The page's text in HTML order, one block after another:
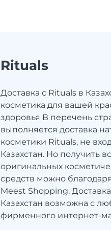
Rituals
Доставка с Rituals в
косметика для вашей
здоровья В перечень
выполняется доставка
косметики Rituals, не
Казахстан. Но получить
оригинальных
средств можно
Meest Shopping.
Казахстан возможна с
фирменного интернет-